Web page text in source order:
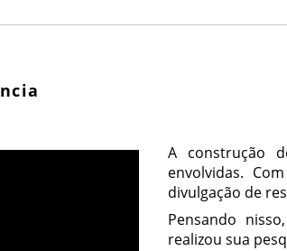
A construção
envolvidas.
divulgação de
Pensando
realizou sua